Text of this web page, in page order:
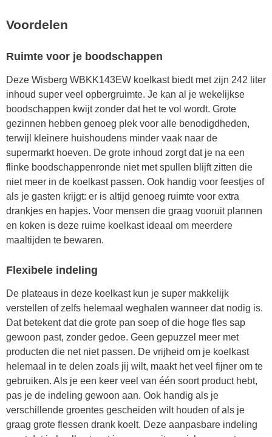
Voordelen
Ruimte voor je boodschappen
Deze Wisberg WBKK143EW koelkast biedt met zijn 242 liter
inhoud super veel opbergruimte. Je kan al je wekelijkse
boodschappen kwijt zonder dat het te vol wordt. Grote
gezinnen hebben genoeg plek voor alle benodigdheden,
terwijl kleinere huishoudens minder vaak naar de
supermarkt hoeven. De grote inhoud zorgt dat je na een
flinke boodschappenronde niet met spullen blijft zitten die
niet meer in de koelkast passen. Ook handig voor feestjes of
als je gasten krijgt: er is altijd genoeg ruimte voor extra
drankjes en hapjes. Voor mensen die graag vooruit plannen
en koken is deze ruime koelkast ideaal om meerdere
maaltijden te bewaren.
Flexibele indeling
De plateaus in deze koelkast kun je super makkelijk
verstellen of zelfs helemaal weghalen wanneer dat nodig is.
Dat betekent dat die grote pan soep of die hoge fles sap
gewoon past, zonder gedoe. Geen gepuzzel meer met
producten die net niet passen. De vrijheid om je koelkast
helemaal in te delen zoals jij wilt, maakt het veel fijner om te
gebruiken. Als je een keer veel van één soort product hebt,
pas je de indeling gewoon aan. Ook handig als je
verschillende groentes gescheiden wilt houden of als je
graag grote flessen drank koelt. Deze aanpasbare indeling